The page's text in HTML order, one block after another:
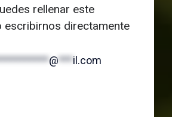
rellenar este
escribirnos directamente
@***il.com